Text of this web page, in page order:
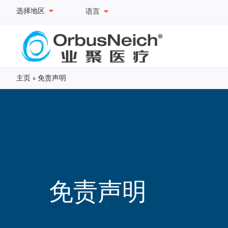
选择地区 语言
主页 » 免责声明
免责声明